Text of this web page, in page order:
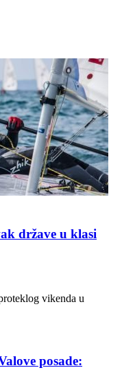
države u klasi
vikenda u
posade: